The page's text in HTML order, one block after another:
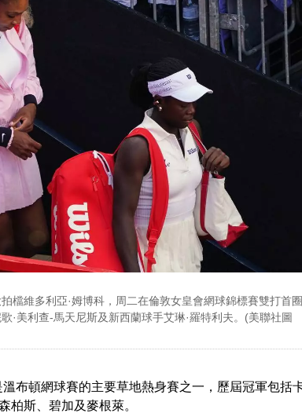
檔維多利亞·姆博科，周二在倫敦女皇會網球錦標賽雙打首
·美利查-馬天尼斯及新西蘭球手艾琳·羅特利夫。(美聯社圖
布頓網球賽的主要草地熱身賽之一，歷屆冠軍包括
柏斯、碧加及麥根萊。